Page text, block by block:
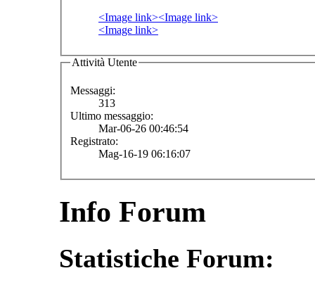
<Image link><Image link>
<Image link>
Attività Utente
Messaggi:
313
Ultimo messaggio:
Mar-06-26 00:46:54
Registrato:
Mag-16-19 06:16:07
Info Forum
Statistiche Forum: